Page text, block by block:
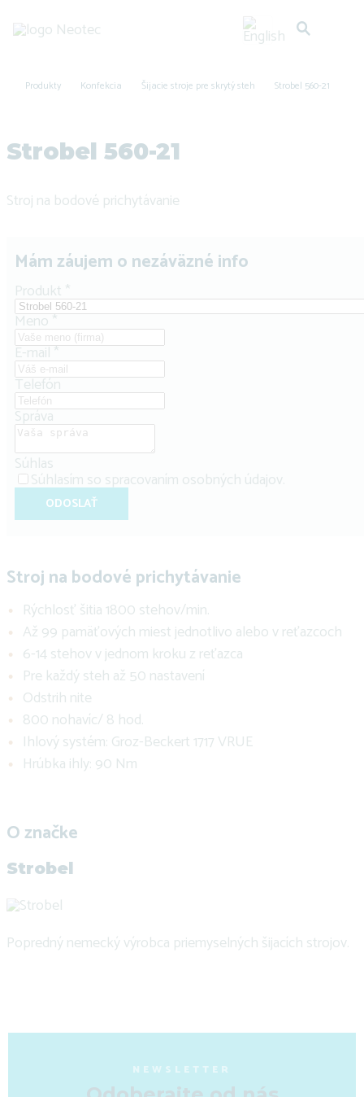
Produkty Konfekcia Šijacie stroje pre skrytý steh Strobel 560-21
Strobel 560-21
Stroj na bodové prichytávanie
Mám záujem o nezáväzné info
Produkt *
Meno*
E-mail*
Telefón
Správa
Súhlas
Súhlasím so spracovaním osobných údajov
ODOSLAŤ
Stroj na bodové prichytávanie
Rýchlosť šitia 1800 stehov/min.
Až 99 pamäťových miest jednotlivo alebo v reťazcoch
6-14 stehov v jednom kroku z reťazca
Pre každý steh až 50 nastavení
Odstrih nite
800 nohavíc/ 8 hod.
Ihlový systém: Groz-Beckert 1717 VRUE
Hrúbka ihly: 90 Nm
O značke
Strobel
Popredný nemecký výrobca priemyselných šijacích strojov.
NEWSLETTER